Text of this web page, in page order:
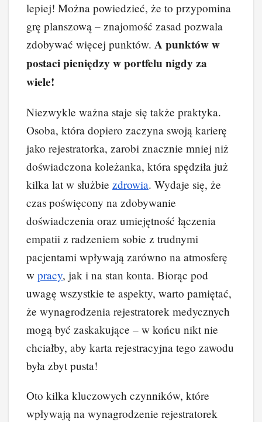
lepiej! Można powiedzieć, że to przypomina
grę planszową – znajomość zasad pozwala
zdobywać więcej punktów. A punktów w
postaci pieniędzy w portfelu nigdy za
wiele!
Niezwykle ważna staje się także praktyka.
Osoba, która dopiero zaczyna swoją karierę
jako rejestratorka, zarobi znacznie mniej niż
doświadczona koleżanka, która spędziła już
kilka lat w służbie zdrowia. Wydaje się, że
czas poświęcony na zdobywanie
doświadczenia oraz umiejętność łączenia
empatii z radzeniem sobie z trudnymi
pacjentami wpływają zarówno na atmosferę
w pracy, jak i na stan konta. Biorąc pod
uwagę wszystkie te aspekty, warto pamiętać,
że wynagrodzenia rejestratorek medycznych
mogą być zaskakujące – w końcu nikt nie
chciałby, aby karta rejestracyjna tego zawodu
była zbyt pusta!
Oto kilka kluczowych czynników, które
wpływają na wynagrodzenie rejestratorek